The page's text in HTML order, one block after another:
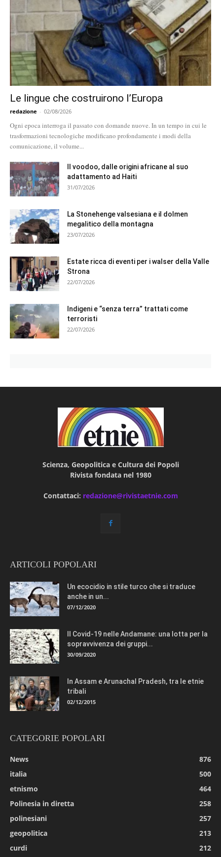
Le lingue che costruirono l’Europa
redazione - 02/08/2026
Ogni epoca interroga il passato con domande nuove. In un tempo in cui le
trasformazioni tecnologiche modificano profondamente i modi della
comunicazione, il volume...
Il voodoo, dalle origini africane al suo
adattamento ad Haiti
31/07/2026
La Stonehenge valsesiana e il dolmen
megalitico della montagna
23/07/2026
Estate ricca di eventi per i walser della Valle
Strona
22/07/2026
Indigeni e “senza terra” trattati come
terroristi
22/07/2026
Scienza, Geopolitica e Cultura dei Popoli
Rivista fondata nel 1980
Contattaci: redazione@rivistaetnie.com
ARTICOLI POPOLARI
Un ecocidio in stile turco che si traduce
anche in un...
07/12/2020
Il Covid-19 nelle Andamane: una lotta per la
sopravvivenza dei gruppi...
30/09/2020
In Assam e Arunachal Pradesh, tra le etnie
tribali
02/12/2015
CATEGORIE POPOLARI
News
876
italia
500
etnismo
464
Polinesia in diretta
258
polinesiani
257
geopolitica
213
curdi
212